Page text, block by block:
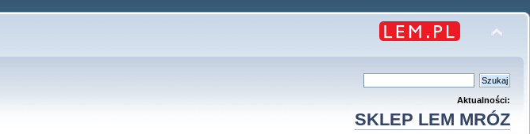
Aktualności:
SKLEP LEM MRÓZ